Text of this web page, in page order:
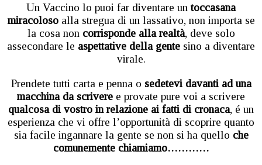
Un Vaccino lo puoi far diventare un toccasana
miracolosoalla stregua di un lassativo, non importa se
la cosa non corrisponde alla realtà, deve solo
assecondare le aspettative della gente sino a diventare
virale.
Prendete tutti carta e penna o sedetevi davanti ad una
macchina da scrivere e provate pure voi a scrivere
qualcosa di vostro in relazione ai fatti di cronaca, é un
esperienza che vi offre l’opportunità di scoprire quanto
sia facile ingannare la gente se non si ha quello che
comunemente chiamiamo…………